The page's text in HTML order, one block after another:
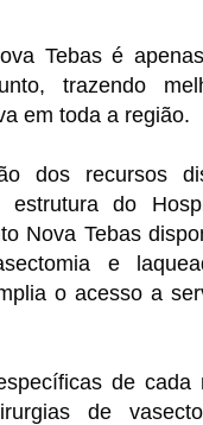
Tebas é
trazendo
em toda a região.
dos recursos
estrutura do
Nova Tebas
e
o acesso a
de cada
de